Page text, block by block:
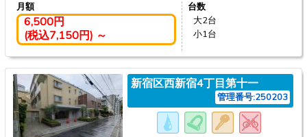
月額
6,500円
(税込7,150円) ～
台数
大2台
小1台
新宿区西新宿4丁目第十一
管理番号:250203